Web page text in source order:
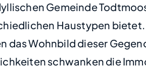
Gemeinde
Haustypen
das Wohnbild dieser
schwanken die